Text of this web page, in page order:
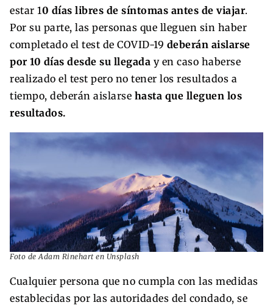
estar 10 días libres de síntomas antes de viajar.
Por su parte, las personas que lleguen sin haber
completado el test de COVID-19 deberán aislarse
por 10 días desde su llegada y en caso haberse
realizado el test pero no tener los resultados a
tiempo, deberán aislarse hasta que lleguen los
resultados.
Foto de Adam Rinehart en Unsplash
Cualquier persona que no cumpla con las medidas
establecidas por las autoridades del condado, se